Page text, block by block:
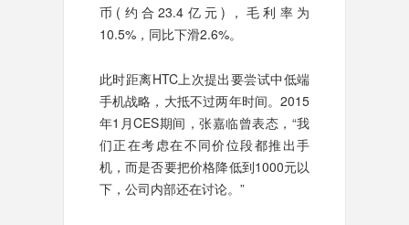
币(约合23.4亿元)，毛利率为
10.5%，同比下滑2.6%。
此时距离HTC上次提出要尝试中低端
手机战略，大抵不过两年时间。2015
年1月CES期间，张嘉临曾表态，“我
们正在考虑在不同价位段都推出手
机，而是否要把价格降低到1000元以
下，公司内部还在讨论。”